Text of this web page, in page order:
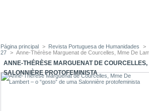
Página principal > Revista Portuguesa de Humanidades >
27 > Anne-Thérèse Marguenat de Courcelles, Mme De
ANNE-THÉRÈSE MARGUENAT DE
SALONNIÈRE PROTOFEMINISTA